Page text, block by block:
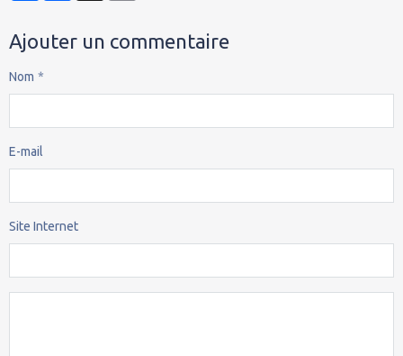
Ajouter un commentaire
Nom
E-mail
Site Internet